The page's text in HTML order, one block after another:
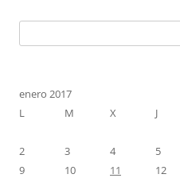
enero 2017
L
M X J
2
3 4 5
9
10 11 12